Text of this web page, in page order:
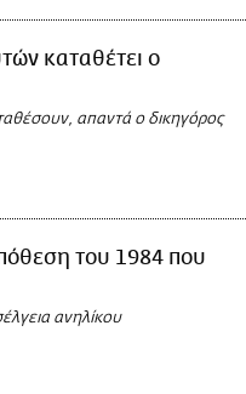
καταθέτει ο
απαντά ο δικηγόρος
του 1984 που
ανηλίκου